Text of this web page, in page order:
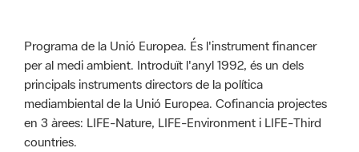
Programa de la Unió Europea. És l'instrument financer
per al medi ambient. Introduït l'anyl 1992, és un dels
principals instruments directors de la política
mediambiental de la Unió Europea. Cofinancia projectes
en 3 àrees: LIFE-Nature, LIFE-Environment i LIFE-Third
countries.